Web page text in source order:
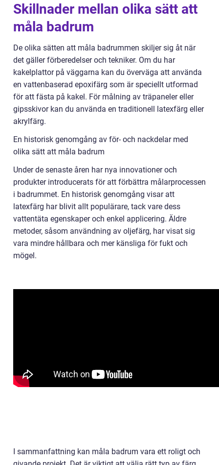
Skillnader mellan olika sätt att
måla badrum
De olika sätten att måla badrummen skiljer sig åt när
det gäller förberedelser och tekniker. Om du har
kakelplattor på väggarna kan du överväga att använda
en vattenbaserad epoxifärg som är speciellt utformad
för att fästa på kakel. För målning av träpaneler eller
gipsskivor kan du använda en traditionell latexfärg eller
akrylfärg.
En historisk genomgång av för- och nackdelar med
olika sätt att måla badrum
Under de senaste åren har nya innovationer och
produkter introducerats för att förbättra målarprocessen
i badrummet. En historisk genomgång visar att
latexfärg har blivit allt populärare, tack vare dess
vattentäta egenskaper och enkel applicering. Äldre
metoder, såsom användning av oljefärg, har visat sig
vara mindre hållbara och mer känsliga för fukt och
mögel.
I sammanfattning kan måla badrum vara ett roligt och